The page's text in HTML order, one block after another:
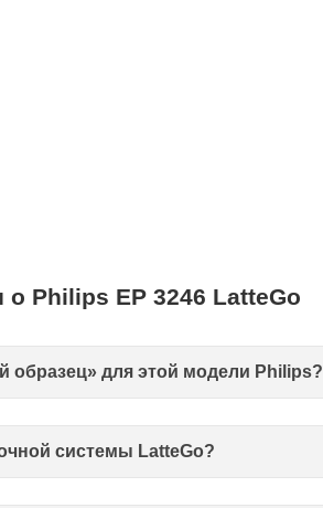
Philips EP 3246 LatteGo
образец» для этой модели Philips?
системы LatteGo?